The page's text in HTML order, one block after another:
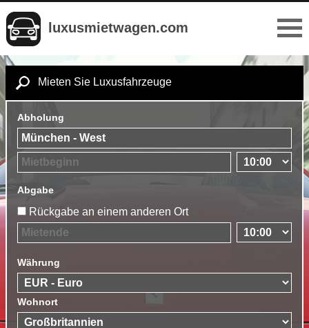
luxusmietwagen.com
Mieten Sie Luxusfahrzeuge
Abholung
Abgabe
Rückgabe an einem anderen Ort
Währung
Wohnort